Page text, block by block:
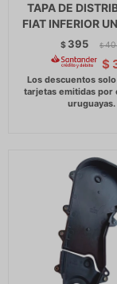
TAPA DE
FIAT INFERIOR
$ 395 $
$